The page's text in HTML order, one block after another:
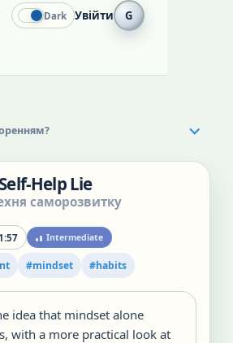
Dark Увійти G
Help Lie
саморозвитку
Intermediate
#mindset #habits
idea that mindset alone
with a more practical look at